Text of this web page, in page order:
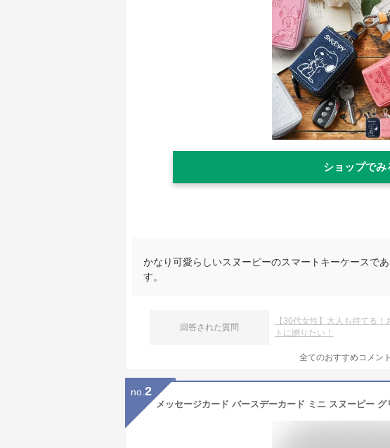
ショップでみ
かなり可愛らしいスヌーピーのスマートキーケースで
す。
回答された質問
【30代女性】大人も持てる
トに贈りたい！
全てのおすすめコメント
no. 2